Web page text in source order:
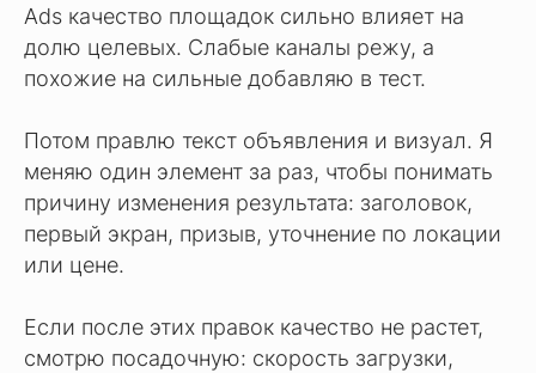
Ads качество площадок сильно влияет на
долю целевых. Слабые каналы режу, а
похожие на сильные добавляю в тест.
Потом правлю текст объявления и визуал. Я
меняю один элемент за раз, чтобы понимать
причину изменения результата: заголовок,
первый экран, призыв, уточнение по локации
или цене.
Если после этих правок качество не растет,
смотрю посадочную: скорость загрузки,